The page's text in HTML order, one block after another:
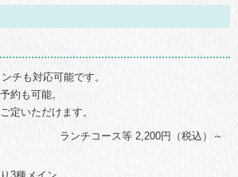
チも対応可能です。
約も可能。
定いただけます。
ランチコース等 2,200円（税込）～